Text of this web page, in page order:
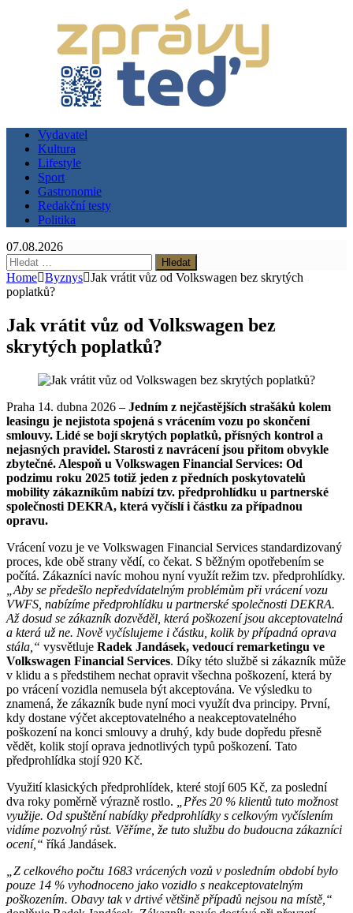
Vydavatel
Kultura
Lifestyle
Sport
Gastronomie
Redakční testy
Politika
07.08.2026
Vyhledávání
Home Byznys Jak vrátit vůz od Volkswagen bez skrytých
poplatků?
Jak vrátit vůz od Volkswagen bez
skrytých poplatků?
Praha 14. dubna 2026 – Jedním z nejčastějších strašáků kolem
leasingu je nejistota spojená s vrácením vozu po skončení
smlouvy. Lidé se bojí skrytých poplatků, přísných kontrol a
nejasných pravidel. Starosti z navrácení jsou přitom obvykle
zbytečné. Alespoň u Volkswagen Financial Services: Od
podzimu roku 2025 totiž jeden z předních poskytovatelů
mobility zákazníkům nabízí tzv. předprohlídku u partnerské
společnosti DEKRA, která vyčíslí i částku za případnou
opravu.
Vrácení vozu je ve Volkswagen Financial Services standardizovaný
proces, kde obě strany vědí, co čekat. S běžným opotřebením se
počítá. Zákazníci navíc mohou nyní využít režim tzv. předprohlídky.
„Aby se předešlo nepředvídatelným problémům při vrácení vozu
VWFS, nabízíme předprohlídku u partnerské společnosti DEKRA.
Až dosud se zákazník dozvěděl, která poškození jsou akceptovatelná
a která už ne. Nově vyčíslujeme i částku, kolik by případná oprava
stála,“ vysvětluje Radek Jandásek, vedoucí remarketingu ve
Volkswagen Financial Services. Díky této službě si zákazník může
v klidu a s předstihem nechat opravit všechna poškození, která by
po vrácení vozidla nemusela být akceptována. Ve výsledku to
znamená, že zákazník bude nyní moci využít dva principy. První,
kdy dostane výčet akceptovatelného a neakceptovatelného
poškození na konci smlouvy a druhý, kdy bude dopředu přesně
vědět, kolik stojí oprava jednotlivých typů poškození. Tato
předprohlídka stojí 920 Kč.
Využití klasických předprohlídek, které stojí 605 Kč, za poslední
dva roky poměrně výrazně rostlo.
„Přes 20 % klientů tuto možnost
využije. Od spuštění nabídky předprohlídky s celkovým vyčíslením
vidíme pozvolný růst. Věříme, že tuto službu do budoucna zákazníci
ocení,“ říká Jandásek.
„Z celkového počtu 1683 vrácených vozů v posledním období bylo
pouze 14 % vyhodnoceno jako vozidlo s neakceptovatelným
poškozením. Obavy tak v drtivé většině případů nejsou na místě,“